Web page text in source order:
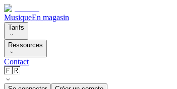
MusiqueEn magasin
Tarifs
Ressources
Contact
🇫🇷